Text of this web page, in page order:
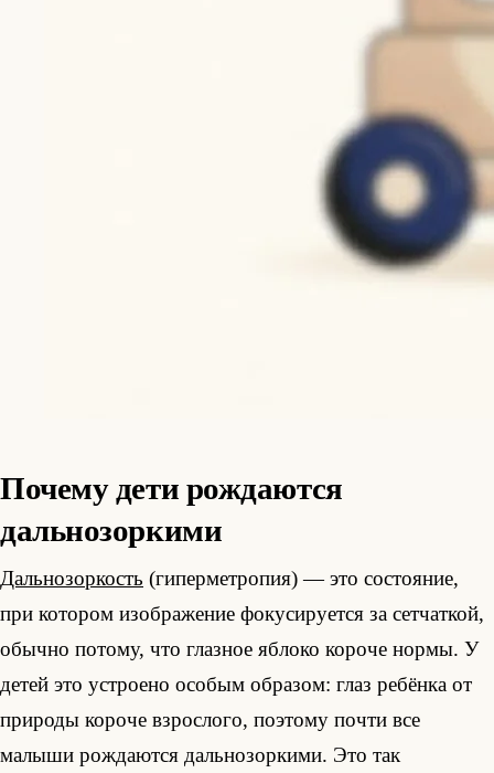
Почему дети рождаются
дальнозоркими
Дальнозоркость (гиперметропия) — это состояние,
при котором изображение фокусируется за сетчаткой,
обычно потому, что глазное яблоко короче нормы. У
детей это устроено особым образом: глаз ребёнка от
природы короче взрослого, поэтому почти все
малыши рождаются дальнозоркими. Это так